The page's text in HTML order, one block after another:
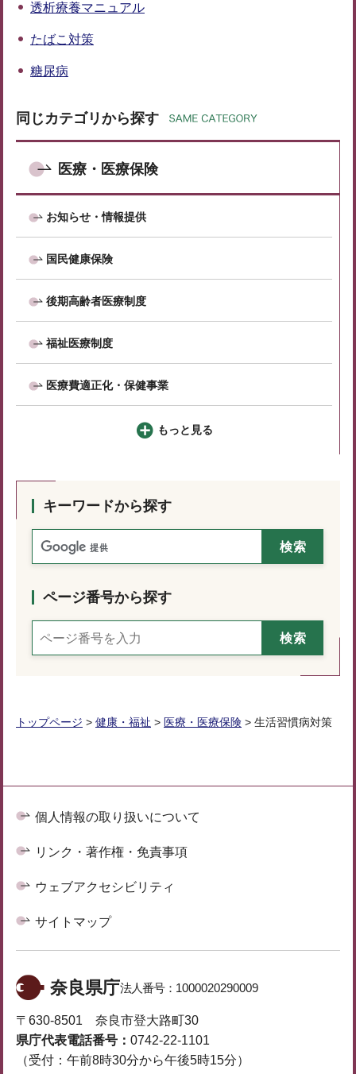
透析療養マニュアル
たばこ対策
糖尿病
同じカテゴリから探す
医療・医療保険
お知らせ・情報提供
国民健康保険
後期高齢者医療制度
福祉医療制度
医療費適正化・保健事業
もっと見る
キーワードから探す
ページ番号から探す
トップページ > 健康・福祉 > 医療・医療保険 > 生活習慣病対策
個人情報の取り扱いについて
リンク・著作権・免責事項
ウェブアクセシビリティ
サイトマップ
奈良県庁法人番号： 1000020290009
〒630-8501 奈良市登大路町30
県庁代表電話番号： 0742-22-1101
（受付：午前8時30分から午後5時15分）